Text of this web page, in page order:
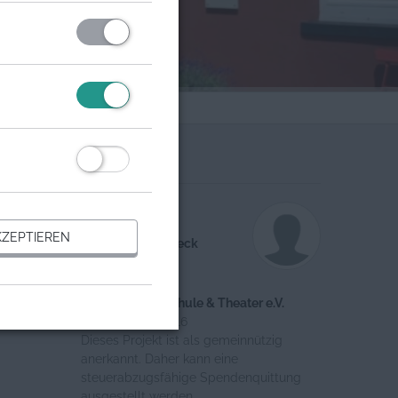
Organisation
Ansprechpartner
Christoph Overbeck
Theas Theaterschule & Theater e.V.
Dieses Projekt ist als gemeinnützig